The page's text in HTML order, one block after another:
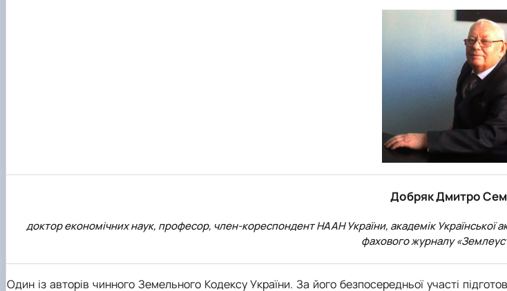
Добряк Дмитро
доктор економічних наук, професор, член-кореспондент НААН України, академік Української
фахового журналу
Один із авторів чинного Земельного Кодексу України. За його безпосередньої участі